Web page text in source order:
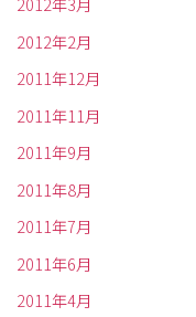
2012年2月
2011年12月
2011年11月
2011年9月
2011年8月
2011年7月
2011年6月
2011年4月